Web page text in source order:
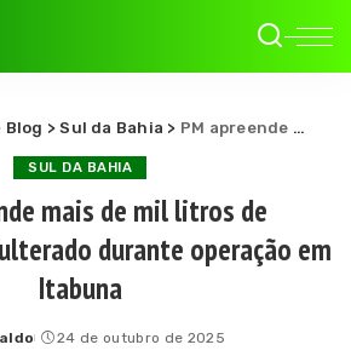
Blog >Sul da Bahia > PM apreende mais de mil litros de combustível adulterado durante operação em Itabuna
SUL DA BAHIA
mais de mil litros de
durante operação em
Itabuna
24 de outubro de 2025